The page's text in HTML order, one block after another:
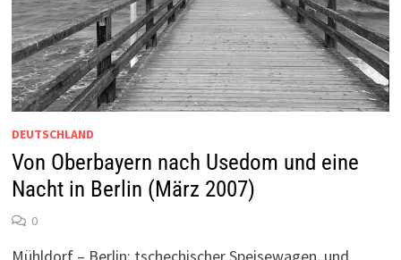
DEUTSCHLAND
Von Oberbayern nach Usedom und eine
Nacht in Berlin (März 2007)
0